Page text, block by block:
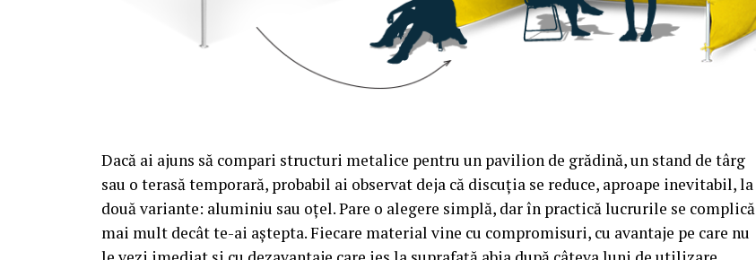
Dacă ai ajuns să compari structuri metalice pentru un pavilion de grădină, un stand de târg
sau o terasă temporară, probabil ai observat deja că discuția se reduce, aproape inevitabil, la
două variante: aluminiu sau oțel. Pare o alegere simplă, dar în practică lucrurile se complică
mai mult decât te-ai aștepta. Fiecare material vine cu compromisuri, cu avantaje pe care nu